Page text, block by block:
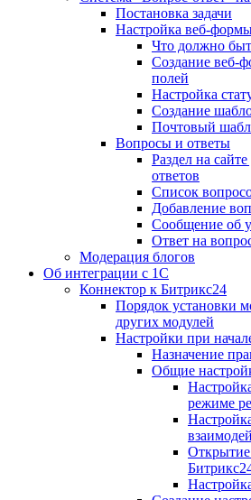
Постановка задачи
Настройка веб-
Что должно
Создание веб-
полей
Настройка
Создание
Почтовый
Вопросы и ответы
Раздел на
ответов
Список
Добавление
Сообщение об
Ответ на
Модерация блогов
Об интеграции с 1С
Коннектор к Битрикс24
Порядок установки
других модулей
Настройки при
Назначение
Общие
режиме